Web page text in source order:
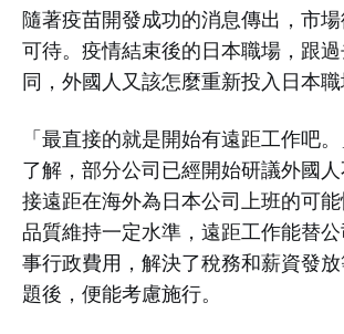
隨著疫苗開發成功的消息傳出，市
可待。疫情結束後的日本職場，跟
同，外國人又該怎麼重新投入日本職
「最直接的就是開始有遠距工作吧
了解，部分公司已經開始研議外國
接遠距在海外為日本公司上班的可
品質維持一定水準，遠距工作能替
事行政費用，解決了稅務和薪資發
題後，便能考慮施行。